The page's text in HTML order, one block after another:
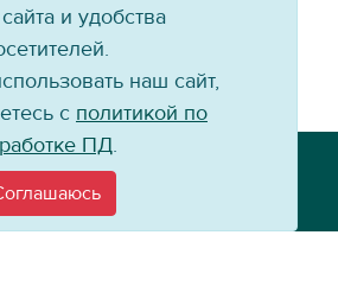
info@baikal-energy.ru
и удобства
наш сайт,
с политикой по
ПД.